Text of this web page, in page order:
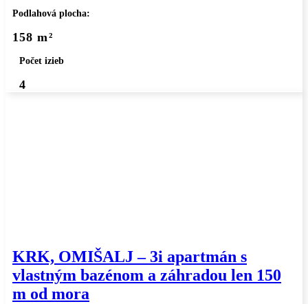
Podlahová plocha:
158 m²
Počet izieb
4
KRK, OMIŠALJ – 3i apartmán s
vlastným bazénom a záhradou len 150
m od mora